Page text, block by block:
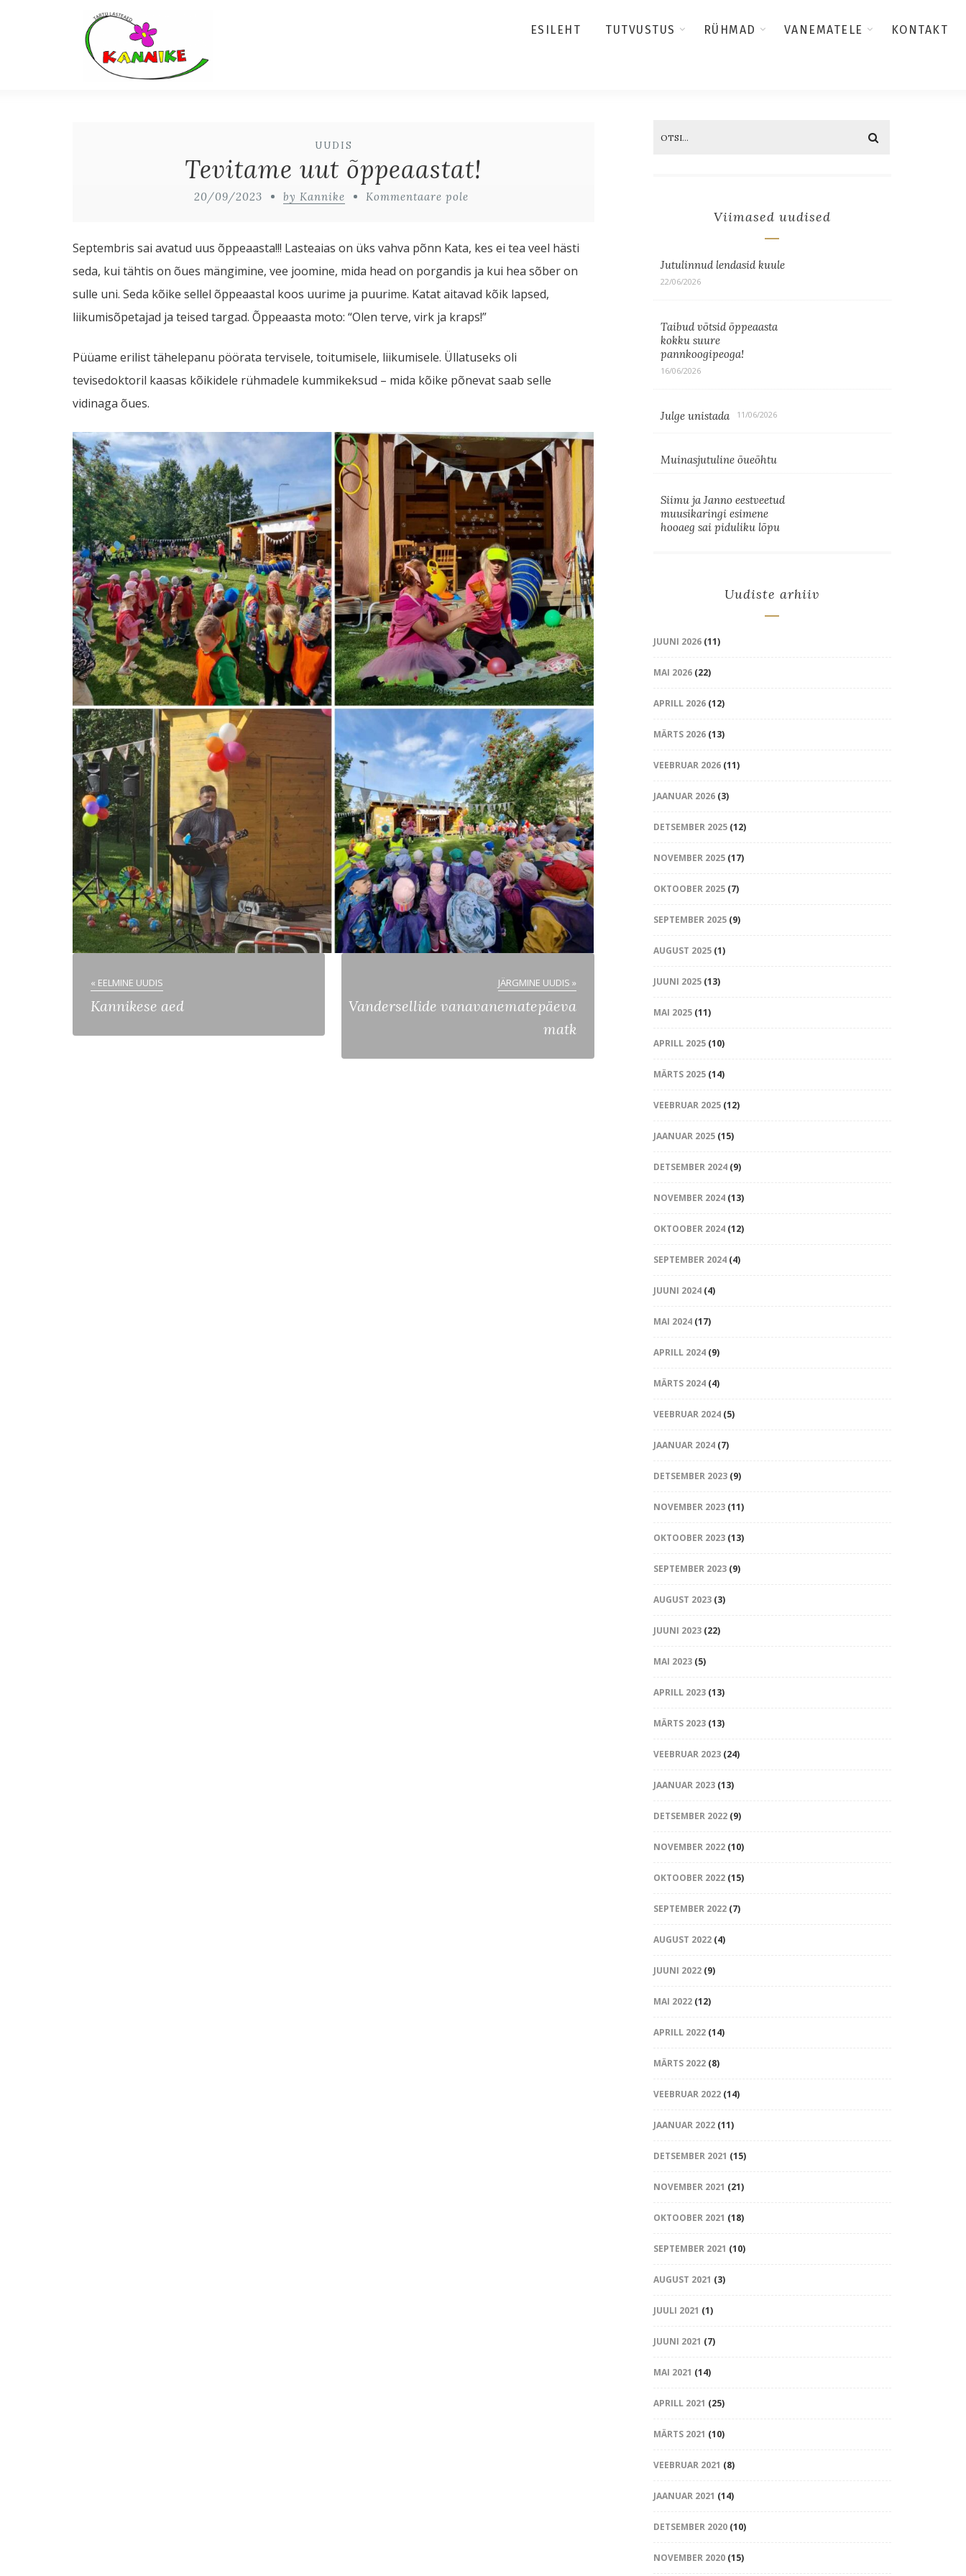
ESILEHT TUTVUSTUS RÜHMAD VANEMATELE KONTAKT
UUDIS
Tevitame uut õppeaastat!
20/09/2023 by Kannike Kommentaare pole
Septembris sai avatud uus õppeaasta!!! Lasteaias on üks vahva põnn Kata, kes ei tea veel hästi
seda, kui tähtis on õues mängimine, vee joomine, mida head on porgandis ja kui hea sõber on
sulle uni. Seda kõike sellel õppeaastal koos uurime ja puurime. Katat aitavad kõik lapsed,
liikumisõpetajad ja teised targad. Õppeaasta moto: “Olen terve, virk ja kraps!”
Püüame erilist tähelepanu pöörata tervisele, toitumisele, liikumisele. Üllatuseks oli
tevisedoktoril kaasas kõikidele rühmadele kummikeksud – mida kõike põnevat saab selle
vidinaga õues.
« EELMINE UUDIS
Kannikese aed
JÄRGMINE UUDIS »
Vandersellide vanavanematepäeva
matk
Viimased uudised
Jutulinnud lendasid kuule
22/06/2026
Taibud võtsid õppeaasta
kokku suure
pannkoogipeoga!
16/06/2026
Julge unistada 11/06/2026
Muinasjutuline õueõhtu
Siimu ja Janno eestveetud
muusikaringi esimene
hooaeg sai piduliku lõpu
Uudiste arhiiv
JUUNI 2026(11)
MAI 2026(22)
APRILL 2026(12)
MÄRTS 2026(13)
VEEBRUAR 2026(11)
JAANUAR 2026(3)
DETSEMBER 2025(12)
NOVEMBER 2025(17)
OKTOOBER 2025(7)
SEPTEMBER 2025(9)
AUGUST 2025(1)
JUUNI 2025(13)
MAI 2025(11)
APRILL 2025(10)
MÄRTS 2025(14)
VEEBRUAR 2025(12)
JAANUAR 2025(15)
DETSEMBER 2024(9)
NOVEMBER 2024(13)
OKTOOBER 2024(12)
SEPTEMBER 2024(4)
JUUNI 2024(4)
MAI 2024(17)
APRILL 2024(9)
MÄRTS 2024(4)
VEEBRUAR 2024(5)
JAANUAR 2024(7)
DETSEMBER 2023(9)
NOVEMBER 2023(11)
OKTOOBER 2023(13)
SEPTEMBER 2023(9)
AUGUST 2023(3)
JUUNI 2023(22)
MAI 2023(5)
APRILL 2023(13)
MÄRTS 2023(13)
VEEBRUAR 2023(24)
JAANUAR 2023(13)
DETSEMBER 2022(9)
NOVEMBER 2022(10)
OKTOOBER 2022(15)
SEPTEMBER 2022(7)
AUGUST 2022(4)
JUUNI 2022(9)
MAI 2022(12)
APRILL 2022(14)
MÄRTS 2022(8)
VEEBRUAR 2022(14)
JAANUAR 2022(11)
DETSEMBER 2021 (15)
NOVEMBER 2021 (21)
OKTOOBER 2021 (18)
SEPTEMBER 2021 (10)
AUGUST 2021 (3)
JUULI 2021 (1)
JUUNI 2021 (7)
MAI 2021 (14)
APRILL 2021 (25)
MÄRTS 2021 (10)
VEEBRUAR 2021 (8)
JAANUAR 2021 (14)
DETSEMBER 2020(10)
NOVEMBER 2020(15)